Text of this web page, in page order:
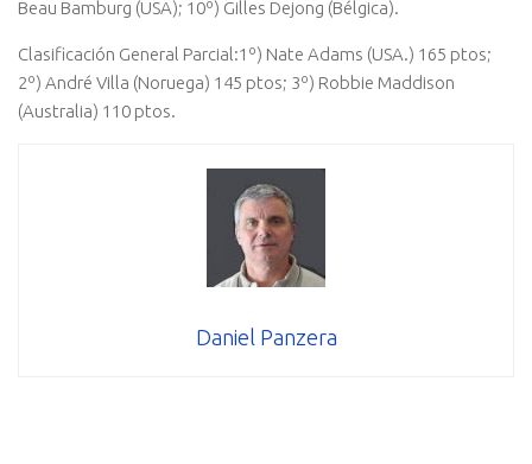
Beau Bamburg (USA); 10º) Gilles Dejong (Bélgica).
Clasificación General Parcial:1º) Nate Adams (USA.) 165 ptos;
2º) André Villa (Noruega) 145 ptos; 3º) Robbie Maddison
(Australia) 110 ptos.
Daniel Panzera